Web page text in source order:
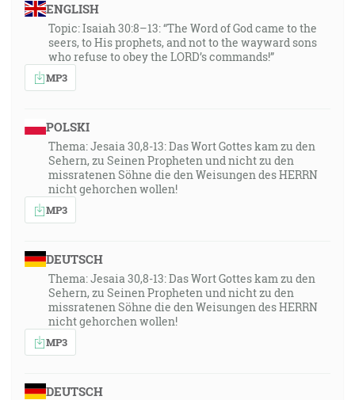
ENGLISH
Topic: Isaiah 30:8–13: “The Word of God came to the
seers, to His prophets, and not to the wayward sons
who refuse to obey the LORD’s commands!”
MP3
POLSKI
Thema: Jesaia 30,8-13: Das Wort Gottes kam zu den
Sehern, zu Seinen Propheten und nicht zu den
missratenen Söhne die den Weisungen des HERRN
nicht gehorchen wollen!
MP3
DEUTSCH
Thema: Jesaia 30,8-13: Das Wort Gottes kam zu den
Sehern, zu Seinen Propheten und nicht zu den
missratenen Söhne die den Weisungen des HERRN
nicht gehorchen wollen!
MP3
DEUTSCH